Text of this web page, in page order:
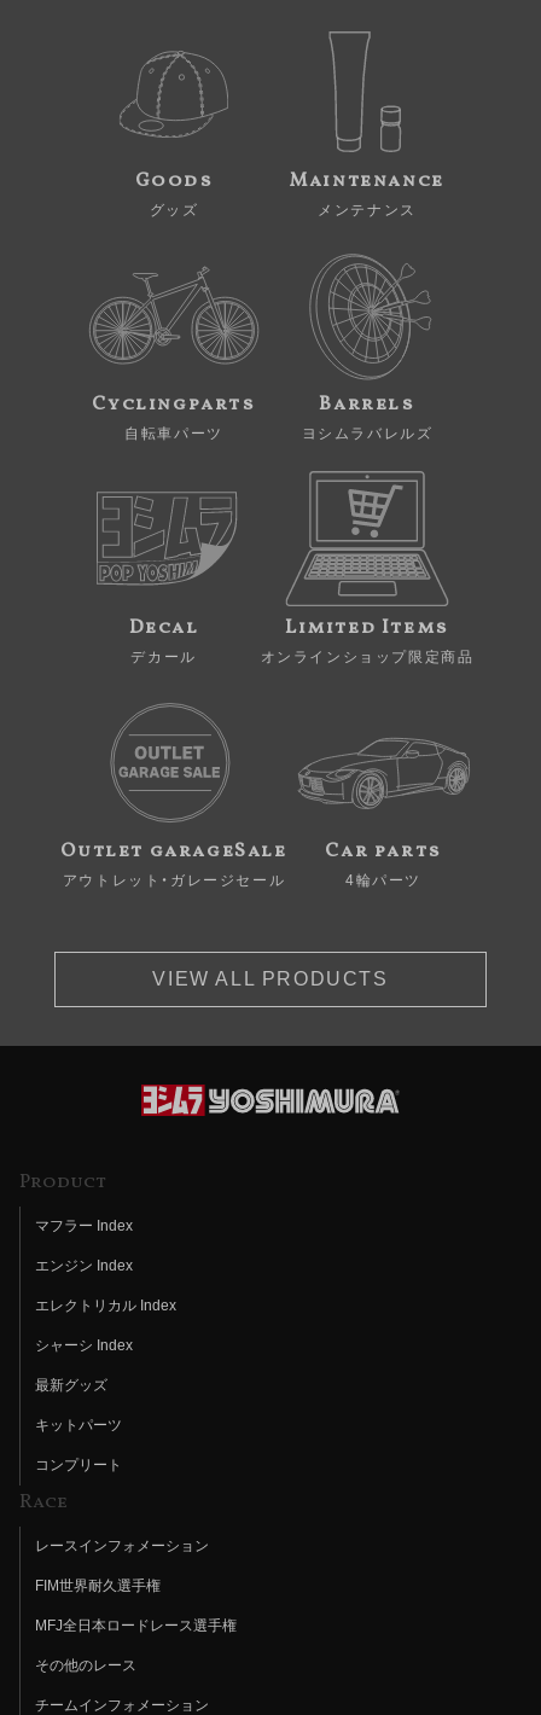
Goods
グッズ
Maintenance
メンテナンス
Cyclingparts
自転車パーツ
Barrels
ヨシムラバレルズ
Decal
デカール
Limited Items
オンラインショップ限定商品
Outlet garageSale
アウトレット・ガレージセール
Car parts
4輪パーツ
VIEW ALL PRODUCTS
Product
マフラー Index
エンジン Index
エレクトリカル Index
シャーシ Index
最新グッズ
キットパーツ
コンプリート
Race
レースインフォメーション
FIM世界耐久選手権
MFJ全日本ロードレース選手権
その他のレース
チームインフォメーション